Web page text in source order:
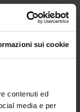
sui cookie
contenuti ed
media e per
and healthcare